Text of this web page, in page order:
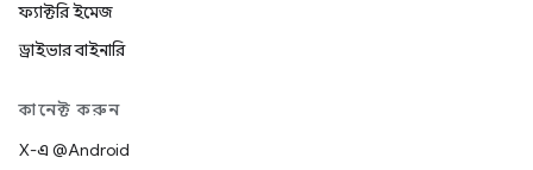
ফ্যাক্টরি ইমেজ
ড্রাইভার বাইনারি
কানেক্ট করুন
X-এ @Android